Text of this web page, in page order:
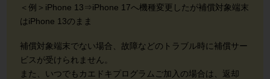
＜例＞iPhone 13⇒iPhone 17へ機種変更したが補償対象端末
はiPhone 13のまま
補償対象端末でない場合、故障などのトラブル時に補償サー
ビスが受けられません。
また、いつでもカエドキプログラムご加入の場合は、返却